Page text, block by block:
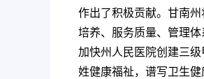
作出了积极贡献。甘南
培养、服务质量、管理
加快州人民医院创建三
姓健康福祉，谱写卫生健